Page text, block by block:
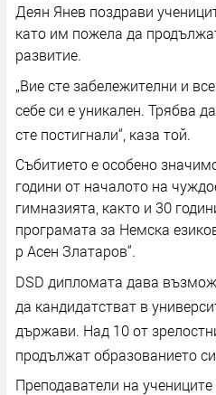
Деян Янев поздрави
като им пожела да
развитие.
„Вие сте забележителни и
себе си е уникален. Трябва
сте постигнали“, каза той.
Събитието е особено
години от началото на
гимназията, както и 30
програмата за Немска
р Асен Златаров“.
DSD дипломата дава
да кандидатстват в
държави. Над 10 от
продължат образованието
Преподаватели на